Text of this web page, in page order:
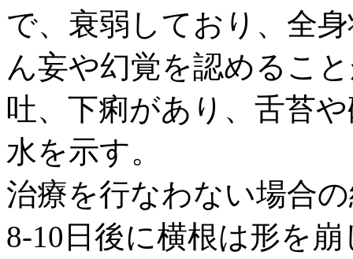
で、衰弱しており、全
ん妄や幻覚を認めるこ
吐、下痢があり、舌苔
水を示す。
治療を行なわない場合
8-10日後に横根は形を